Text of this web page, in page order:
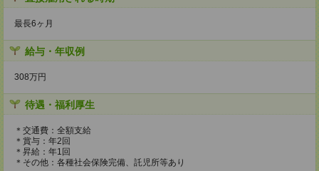
最長6ヶ月
給与・年収例
308万円
待遇・福利厚生
＊交通費：全額支給
＊賞与：年2回
＊昇給：年1回
＊その他：各種社会保険完備、託児所等あり